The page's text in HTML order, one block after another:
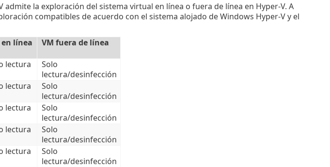
admite la exploración del sistema virtual en línea o fuera de línea en Hyper-V. A
compatibles de acuerdo con el sistema alojado de Windows Hyper-V y el
en línea VM fuera de línea
lectura
Solo
lectura/desinfección
lectura
Solo
lectura/desinfección
lectura
Solo
lectura/desinfección
lectura
Solo
lectura/desinfección
lectura
Solo
lectura/desinfección